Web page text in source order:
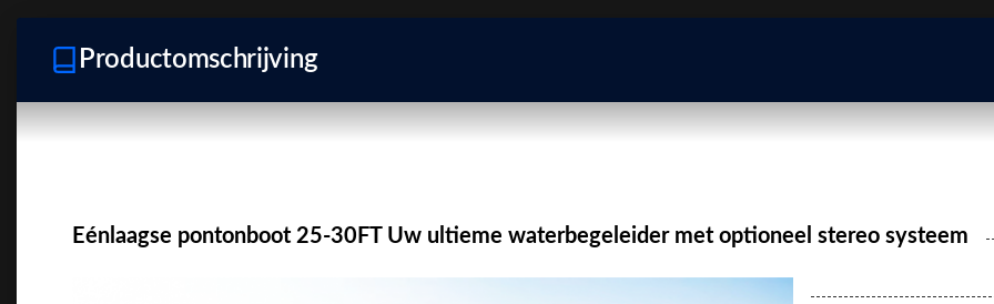
Productomschrijving
Eénlaagse pontonboot 25-30FT Uw ultieme waterbegeleider met optioneel stereo systeem